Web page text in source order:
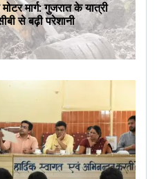
मार्ग: गुजरात के यात्री
से बढ़ी परेशानी